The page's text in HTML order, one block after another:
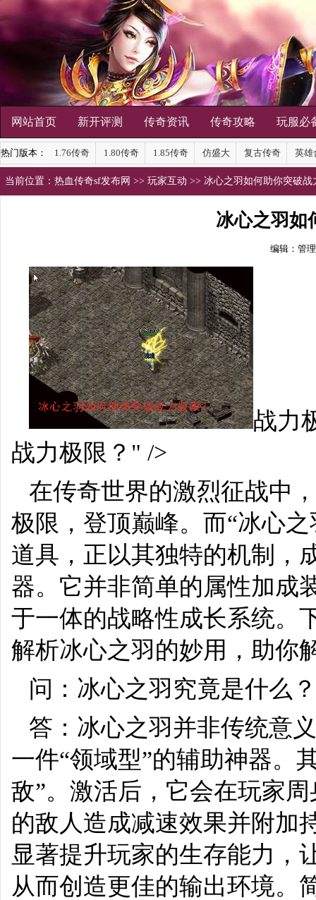
网站首页 新开评测 传奇资讯 传奇攻略 玩服必
热门版本： 1.76传奇 1.80传奇 1.85传奇 仿盛大 复古传奇 英雄
当前位置： 热血传奇sf发布网 >> 玩家互动 >> 冰心之羽如何助你突破战
冰心之羽如
编辑：管
战力
战力极限？" />
在传奇世界的激烈征战中
极限，登顶巅峰。而“冰心
道具，正以其独特的机制，
器。它并非简单的属性加成
于一体的战略性成长系统。
解析冰心之羽的妙用，助你
问：冰心之羽究竟是什么
答：冰心之羽并非传统意
一件“领域型”的辅助神器。
敌”。激活后，它会在玩家
的敌人造成减速效果并附加
显著提升玩家的生存能力，
从而创造更佳的输出环境。